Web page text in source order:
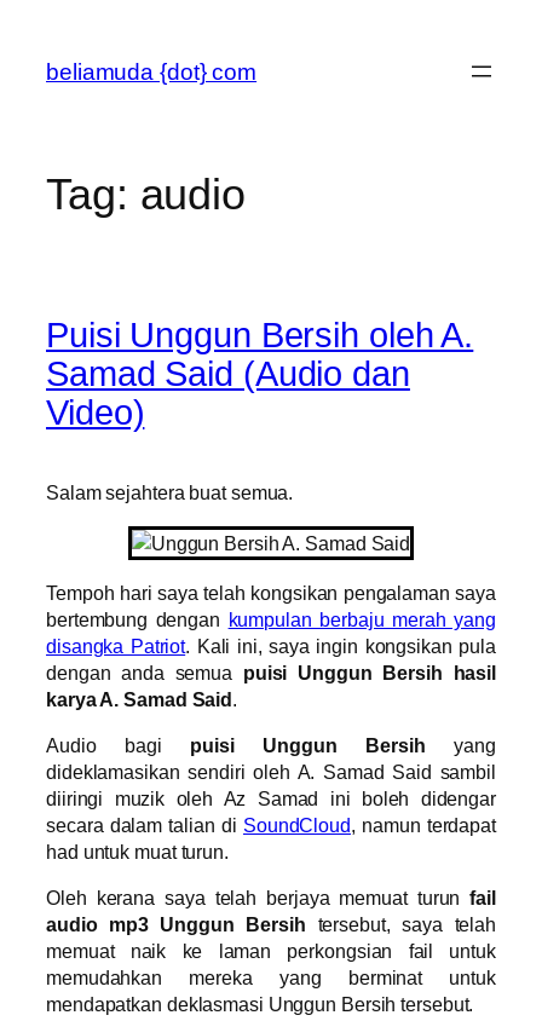
content
beliamuda {dot} com
Tag: audio
Puisi Unggun Bersih oleh A.
Samad Said (Audio dan
Video)
Salam sejahtera buat semua.
Tempoh hari saya telah kongsikan pengalaman saya
bertembung dengan kumpulan berbaju merah yang
disangka Patriot. Kali ini, saya ingin kongsikan pula
dengan anda semua puisi Unggun Bersih hasil
karya A. Samad Said.
Audio bagi puisi Unggun Bersih yang
dideklamasikan sendiri oleh A. Samad Said sambil
diiringi muzik oleh Az Samad ini boleh didengar
secara dalam talian di SoundCloud, namun terdapat
had untuk muat turun.
Oleh kerana saya telah berjaya memuat turunfail
audio mp3 Unggun Bersih tersebut, saya telah
memuat naik ke laman perkongsian fail untuk
memudahkan mereka yang berminat untuk
mendapatkan deklasmasi Unggun Bersih tersebut.